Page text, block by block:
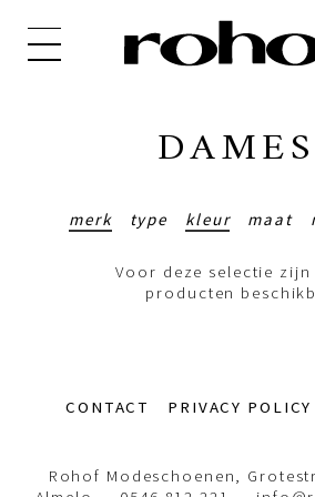
merk type kleur maat
Voor deze selectie zijn
producten
Footer-CONTACT PRIVACY POLICY
Rohof Modeschoenen,